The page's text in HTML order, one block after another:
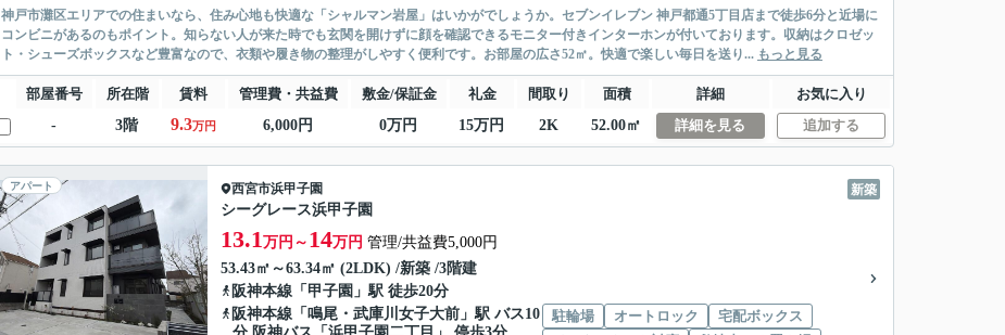
神戸市灘区エリアでの住まいなら、住み心地も快適な「シャルマン岩屋」はいかがでしょうか。セブンイレブン 神戸都通5丁目店まで徒歩6分と近場に
コンビニがあるのもポイント。知らない人が来た時でも玄関を開けずに顔を確認できるモニター付きインターホンが付いております。収納はクロゼッ
ト・シューズボックスなど豊富なので、衣類や履き物の整理がしやすく便利です。お部屋の広さ52㎡。快適で楽しい毎日を送り... もっと見る
部屋番号 所在階 賃料 管理費・共益費 敷金/保証金 礼金 間取り 面積 詳細
お気に入り
-
3階 9.3万円 6,000円 0万円 15万円 2K 52.00㎡ 詳細を見る 追加する
アパート 新築
西宮市浜甲子園
シーグレース浜甲子園
13.1万円～ 14万円 管理/共益費5,000円
53.43㎡～63.34㎡ (2LDK) /新築 /3階建
阪神本線 「 甲子園 」駅 徒歩20分
阪神本線 「 鳴尾・武庫川女子大前 」駅 バス10
駐輪場 オートロック
宅配ボックス